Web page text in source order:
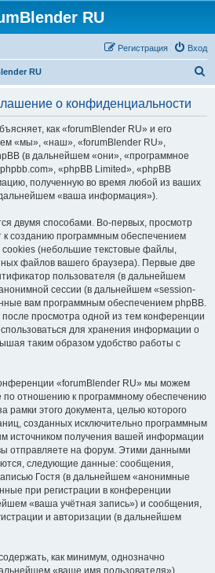
RU
Вход
Регистрация
RU
о конфиденциальности
как «forumBlender RU» и его
«мы», «наш», «forumBlender RU»,
(в дальнейшем «они», «программное
«phpBB Limited», «phpBB
полученную во время любой из ваших
дальнейшем «ваша информация»).
двумя способами. Во-первых, просмотр
к созданию программным обеспечением
cookies (небольшие текстовые файлы,
файлов вашего браузера). Первые две
пользователя (в дальнейшем
сессии (в дальнейшем «session-
вам программным обеспечением phpBB.
после просмотра одной из тем конференции
для хранения информации о
таким образом удобство работы с
«forumBlender RU» мы можем
по отношению к программному обеспечению
рамки этого документа, целью которого
созданных исключительно программным
источником получения вашей информации
отправляете на форум. Этими данными
следующие данные: сообщения,
Гостя (в дальнейшем «анонимные
при регистрации в конференции
«ваша учётная запись») и сообщения,
и авторизации (в дальнейшем
как минимум, однозначно
«ваше имя пользователя»),